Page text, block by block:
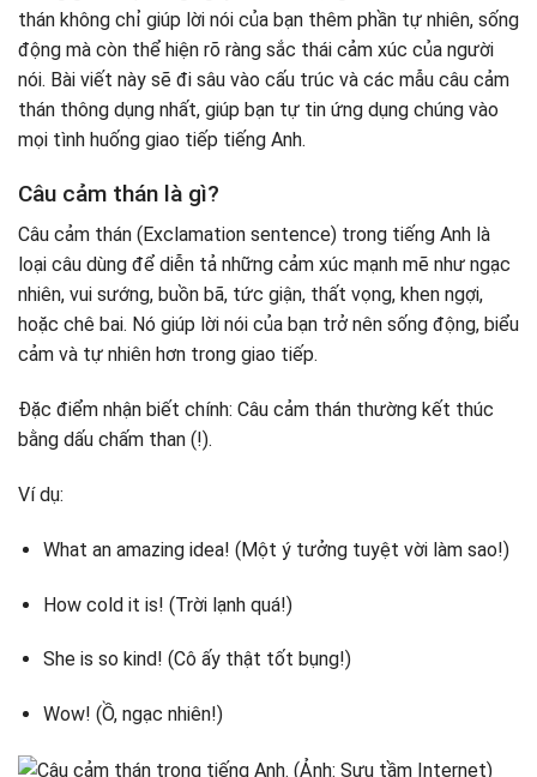
thán không chỉ giúp lời nói của bạn thêm phần tự nhiên, sống
động mà còn thể hiện rõ ràng sắc thái cảm xúc của người
nói. Bài viết này sẽ đi sâu vào cấu trúc và các mẫu câu cảm
thán thông dụng nhất, giúp bạn tự tin ứng dụng chúng vào
mọi tình huống giao tiếp tiếng Anh.
Câu cảm thán là gì?
Câu cảm thán (Exclamation sentence) trong tiếng Anh là
loại câu dùng để diễn tả những cảm xúc mạnh mẽ như ngạc
nhiên, vui sướng, buồn bã, tức giận, thất vọng, khen ngợi,
hoặc chê bai. Nó giúp lời nói của bạn trở nên sống động, biểu
cảm và tự nhiên hơn trong giao tiếp.
Đặc điểm nhận biết chính: Câu cảm thán thường kết thúc
bằng dấu chấm than (!).
Ví dụ:
What an amazing idea! (Một ý tưởng tuyệt vời làm sao!)
How cold it is! (Trời lạnh quá!)
She is so kind! (Cô ấy thật tốt bụng!)
Wow! (Ồ, ngạc nhiên!)